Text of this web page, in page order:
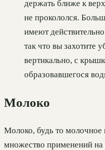
держать ближе к
не прокололся.
имеют
так что вы захотите
вертикально, с
образовавшегося
Молоко
Молоко, будь то молочное
множество применений